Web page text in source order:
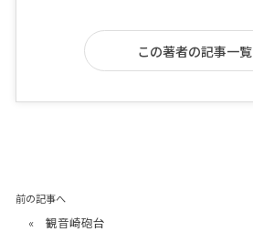
この著者の記事一覧
前の記事へ
« 観音崎砲台